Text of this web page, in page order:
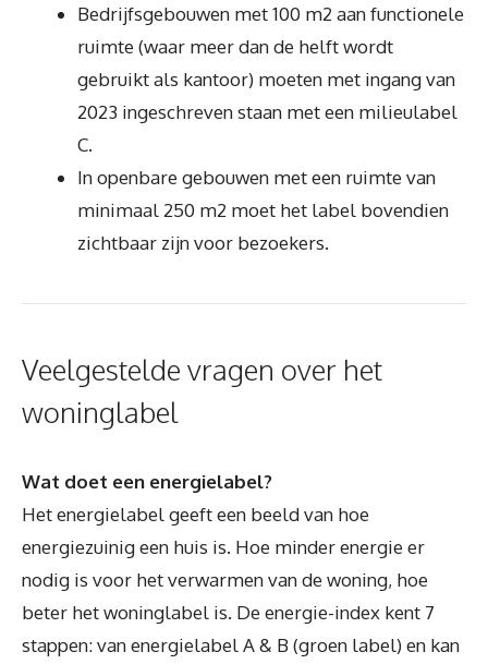
Bedrijfsgebouwen met 100 m2 aan functionele
ruimte (waar meer dan de helft wordt
gebruikt als kantoor) moeten met ingang van
2023 ingeschreven staan met een milieulabel
C.
In openbare gebouwen met een ruimte van
minimaal 250 m2 moet het label bovendien
zichtbaar zijn voor bezoekers.
Veelgestelde vragen over het
woninglabel
Wat doet een energielabel?
Het energielabel geeft een beeld van hoe
energiezuinig een huis is. Hoe minder energie er
nodig is voor het verwarmen van de woning, hoe
beter het woninglabel is. De energie-index kent 7
stappen: van energielabel A & B (groen label) en kan